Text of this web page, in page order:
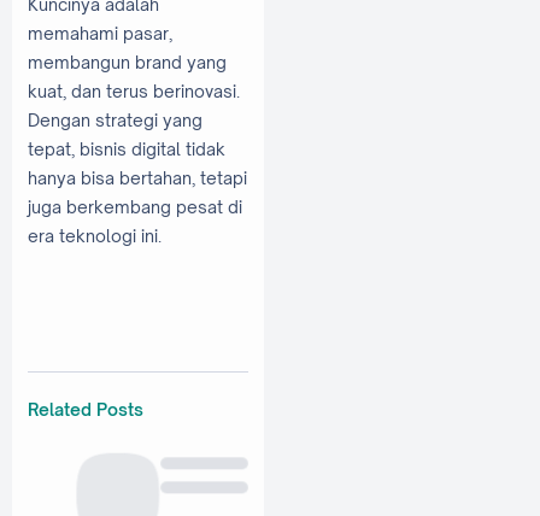
memahami pasar,
membangun brand yang
kuat, dan terus berinovasi.
Dengan strategi yang
tepat, bisnis digital tidak
hanya bisa bertahan, tetapi
juga berkembang pesat di
era teknologi ini.
Related Posts